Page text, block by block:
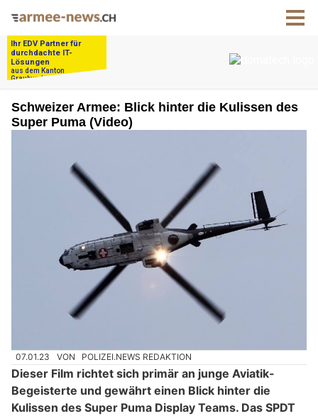
Schweizer Armee: Blick hinter die Kulissen des
Super Puma (Video)
07.01.23 VON POLIZEI.NEWS REDAKTION
Dieser Film richtet sich primär an junge Aviatik-
Begeisterte und gewährt einen Blick hinter die
Kulissen des Super Puma Display Teams. Das SPDT